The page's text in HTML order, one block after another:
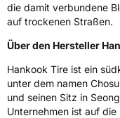
die damit verbundene
auf trockenen Straßen.
Über den Hersteller
Hankook Tire ist ein
unter dem namen
und seinen Sitz in
Unternehmen ist auf